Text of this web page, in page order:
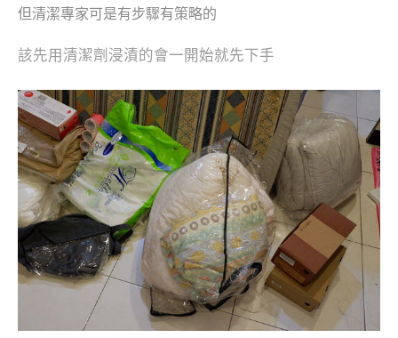
但清潔專家可是有步驟有策略的
該先用清潔劑浸漬的會一開始就先下手